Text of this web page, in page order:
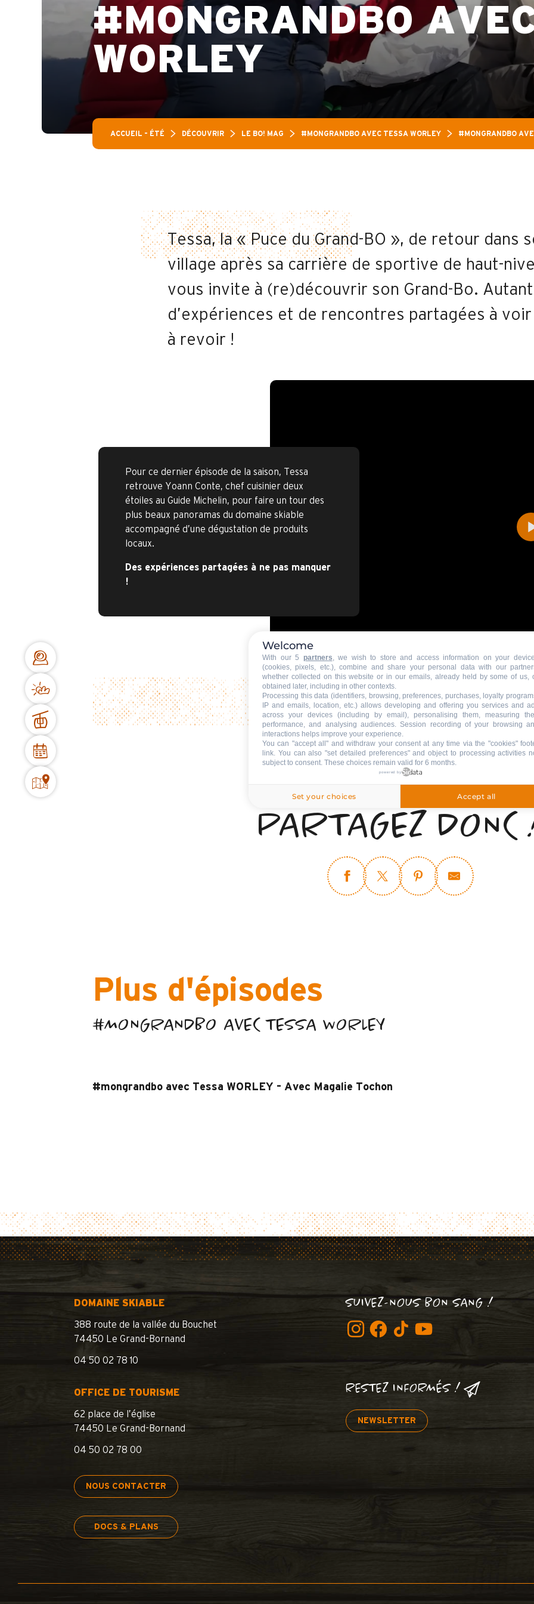
#MONGRANDBO
WORLEY
ACCUEIL – ÉTÉ DÉCOUVRIR LE BO! MAG #MONGRANDBO AVEC TESSA WORLEY #MONGRANDBO
Tessa, la « Puce du Grand-BO », de retour dans
village après sa carrière de sportive de haut-
vous invite à (re)découvrir son Grand-Bo. Autant
d’expériences et de rencontres partagées à
à revoir !
Pour ce dernier épisode de la saison, Tessa
retrouve Yoann Conte, chef cuisinier deux
étoiles au Guide Michelin, pour faire un tour des
plus beaux panoramas du domaine skiable
accompagné d’une dégustation de produits
locaux.
Des expériences partagées à ne pas manquer
!
CETTE EXPÉRIENCE VOUS PLAIT ?
PARTAGEZ DONC
Plus d'épisodes
#MONGRANDBO AVEC TESSA WORLEY
#mongrandbo avec Tessa WORLEY – Avec Magalie Tochon
DOMAINE SKIABLE
388 route de la vallée du Bouchet
74450 Le Grand-Bornand
04 50 02 78 10
OFFICE DE TOURISME
62 place de l’église
74450 Le Grand-Bornand
04 50 02 78 00
NOUS CONTACTER
DOCS & PLANS
SUIVEZ-NOUS BON SANG !
RESTEZ INFORMÉS !
NEWSLETTER
Welcome
With our 5 partners, we wish to store and access information on your
(cookies, pixels, etc.), combine and share your personal data with our
whether collected on this website or in our emails, already held by some of us,
obtained later, including in other contexts.
Processing this data (identifiers, browsing, preferences, purchases, loyalty
IP and emails, location, etc.) allows developing and offering you services and
across your devices (including by email), personalising them, measuring
performance, and analysing audiences. Session recording of your browsing
interactions helps improve your experience.
You can "accept all" and withdraw your consent at any time via the "cookies"
link. You can also "set detailed preferences" and object to processing activities
subject to consent. These choices remain valid for 6 months.
powered by
Set your choices Accept all